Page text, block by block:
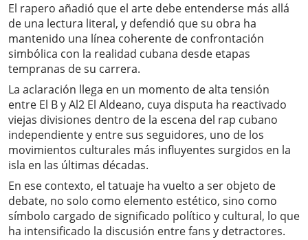
El rapero añadió que el arte debe entenderse más allá
de una lectura literal, y defendió que su obra ha
mantenido una línea coherente de confrontación
simbólica con la realidad cubana desde etapas
tempranas de su carrera.
La aclaración llega en un momento de alta tensión
entre El B y Al2 El Aldeano, cuya disputa ha reactivado
viejas divisiones dentro de la escena del rap cubano
independiente y entre sus seguidores, uno de los
movimientos culturales más influyentes surgidos en la
isla en las últimas décadas.
En ese contexto, el tatuaje ha vuelto a ser objeto de
debate, no solo como elemento estético, sino como
símbolo cargado de significado político y cultural, lo que
ha intensificado la discusión entre fans y detractores.